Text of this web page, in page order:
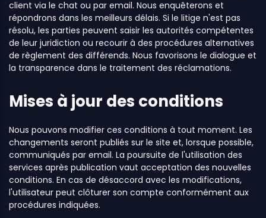
client via le chat ou par email. Nous enquêterons et
répondrons dans les meilleurs délais. Si le litige n'est pas
résolu, les parties peuvent saisir les autorités compétentes
de leur juridiction ou recourir à des procédures alternatives
de règlement des différends. Nous favorisons le dialogue et
la transparence dans le traitement des réclamations.
Mises à jour des conditions
Nous pouvons modifier ces conditions à tout moment. Les
changements seront publiés sur le site et, lorsque possible,
communiqués par email. La poursuite de l'utilisation des
services après publication vaut acceptation des nouvelles
conditions. En cas de désaccord avec les modifications,
l'utilisateur peut clôturer son compte conformément aux
procédures indiquées.